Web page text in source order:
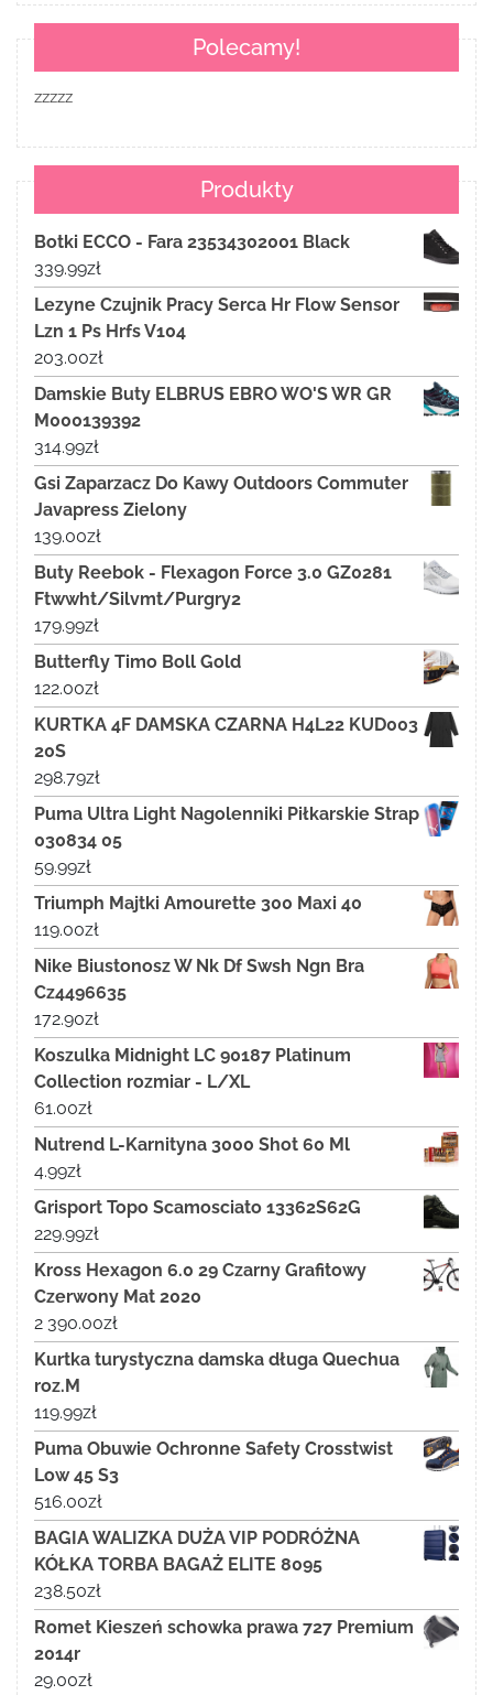
Polecamy!
zzzzz
Produkty
Botki ECCO - Fara 23534302001 Black
339.99zł
Lezyne Czujnik Pracy Serca Hr Flow Sensor
Lzn 1 Ps Hrfs V104
203.00zł
Damskie Buty ELBRUS EBRO WO'S WR GR
M000139392
314.99zł
Gsi Zaparzacz Do Kawy Outdoors Commuter
Javapress Zielony
139.00zł
Buty Reebok - Flexagon Force 3.0 GZ0281
Ftwwht/Silvmt/Purgry2
179.99zł
Butterfly Timo Boll Gold
122.00zł
KURTKA 4F DAMSKA CZARNA H4L22 KUD003
20S
298.79zł
Puma Ultra Light Nagolenniki Piłkarskie Strap
030834 05
59.99zł
Triumph Majtki Amourette 300 Maxi 40
119.00zł
Nike Biustonosz W Nk Df Swsh Ngn Bra
Cz4496635
172.90zł
Koszulka Midnight LC 90187 Platinum
Collection rozmiar - L/XL
61.00zł
Nutrend L-Karnityna 3000 Shot 60 Ml
4.99zł
Grisport Topo Scamosciato 13362S62G
229.99zł
Kross Hexagon 6.0 29 Czarny Grafitowy
Czerwony Mat 2020
2 390.00zł
Kurtka turystyczna damska długa Quechua
roz.M
119.99zł
Puma Obuwie Ochronne Safety Crosstwist
Low 45 S3
516.00zł
BAGIA WALIZKA DUŻA VIP PODRÓŻNA
KÓŁKA TORBA BAGAŻ ELITE 8095
238.50zł
Romet Kieszeń schowka prawa 727 Premium
2014r
29.00zł